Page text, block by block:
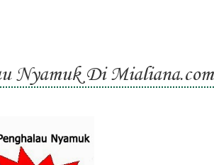
Nyamuk Di Mialiana.com